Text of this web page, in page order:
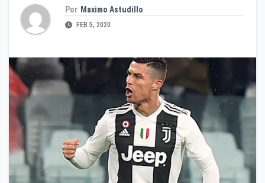
Por Maximo Astudillo
FEB 5, 2020